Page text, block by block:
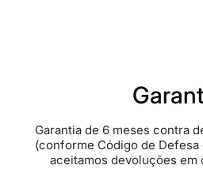
Garantia de 6 meses contra
(conforme Código de Defesa
aceitamos devoluções em